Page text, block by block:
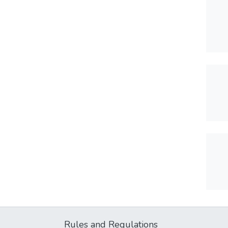
Rules and Regulations